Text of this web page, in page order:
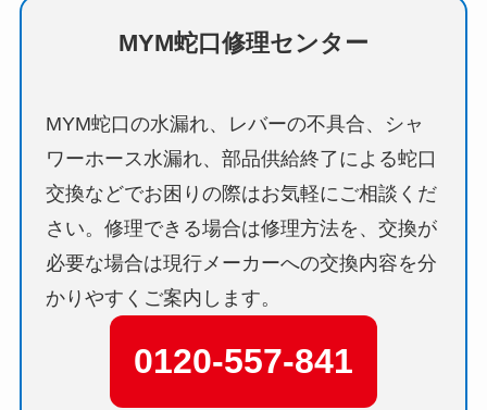
MYM蛇口修理センター
MYM蛇口の水漏れ、レバーの不具合、シャ
ワーホース水漏れ、部品供給終了による蛇口
交換などでお困りの際はお気軽にご相談くだ
さい。修理できる場合は修理方法を、交換が
必要な場合は現行メーカーへの交換内容を分
かりやすくご案内します。
0120-557-841